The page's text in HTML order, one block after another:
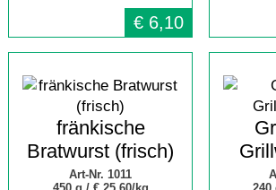
€ 6,10
fränkische
Bratwurst (frisch)
Art-Nr. 1011